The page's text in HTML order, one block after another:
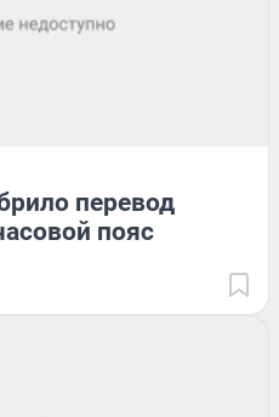
перевод
пояс